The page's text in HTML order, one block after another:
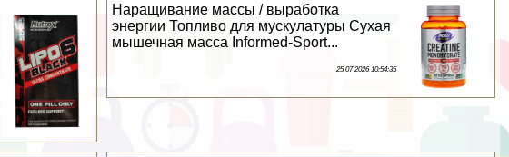
Наращивание массы / выработка
энергии Топливо для мускулатуры Сухая
мышечная масса Informed-Sport...
25 07 2026 10:54:35